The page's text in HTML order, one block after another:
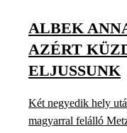
ALBEK
AZÉRT
ELJUSSUNK
Két negyedik hely
magyarral felálló